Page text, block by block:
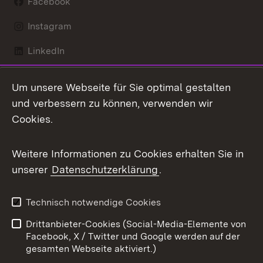
Instagram
LinkedIn
X / Twitter
Youtube
Kontakt
Datenschutz
Barrierefreiheit
Impressum
Cookies
Um unsere Webseite für Sie optimal gestalten
und verbessern zu können, verwenden wir
Cookies.
Weitere Informationen zu Cookies erhalten Sie in
unserer Datenschutzerklärung.
Technisch notwendige Cookies
Drittanbieter-Cookies (Social-Media-Elemente von
Facebook, X / Twitter und Google werden auf der
gesamten Webseite aktiviert.)